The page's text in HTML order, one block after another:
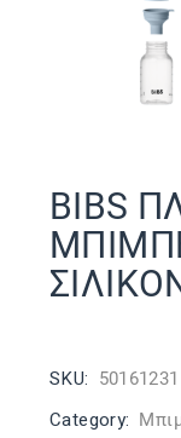
BIBS
SKU: 50161231
Category: